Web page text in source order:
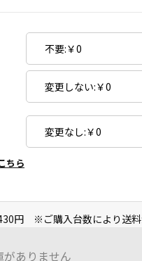
ちら
円 ※ご購入台数により送料
がありません